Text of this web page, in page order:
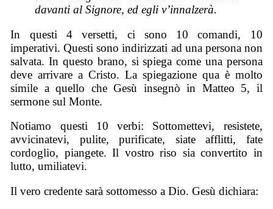
davanti al Signore, ed egli v’innalzerà.
In questi 4 versetti, ci sono 10 comandi, 10
imperativi. Questi sono indirizzati ad una persona non
salvata. In questo brano, si spiega come una persona
deve arrivare a Cristo. La spiegazione qua è molto
simile a quello che Gesù insegnò in Matteo 5, il
sermone sul Monte.
Notiamo questi 10 verbi: Sottomettevi, resistete,
avvicinatevi, pulite, purificate, siate afflitti, fate
cordoglio, piangete. Il vostro riso sia convertito in
lutto, umiliatevi.
Il vero credente sarà sottomesso a Dio. Gesù dichiara: